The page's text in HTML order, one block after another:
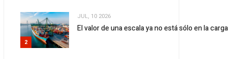
2
JUL, 10 2026
El valor de una escala ya no está sólo en la carga